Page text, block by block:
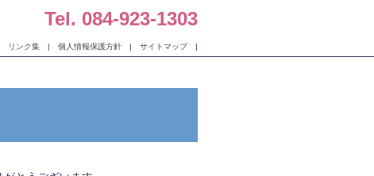
Tel. 084-923-1303
リンク集 | 個人情報保護方針 | サイトマップ|